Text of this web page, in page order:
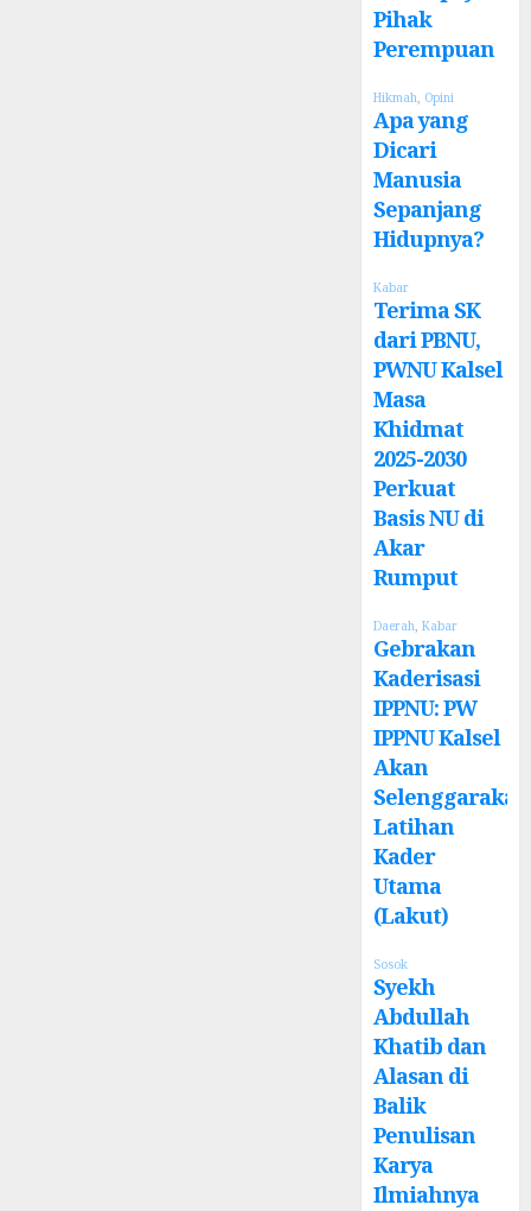
Pihak
Perempuan
Hikmah, Opini
Apa yang
Dicari
Manusia
Sepanjang
Hidupnya?
Kabar
Terima SK
dari PBNU,
PWNU Kalsel
Masa
Khidmat
2025-2030
Perkuat
Basis NU di
Akar
Rumput
Daerah,Kabar
Gebrakan
Kaderisasi
IPPNU: PW
IPPNU Kalsel
Akan
Selenggarakan
Latihan
Kader
Utama
(Lakut)
Sosok
Syekh
Abdullah
Khatib dan
Alasan di
Balik
Penulisan
Karya
Ilmiahnya